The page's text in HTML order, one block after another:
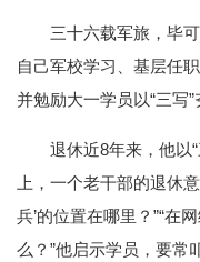
三十六载军旅，毕
自己军校学习、基层任
并勉励大一学员以“三写
退休近8年来，他以
上，一个老干部的退休
兵’的位置在哪里？”“在
么？”他启示学员，要常